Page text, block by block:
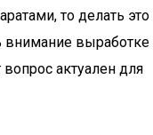
то делать это
внимание выработке
актуален для